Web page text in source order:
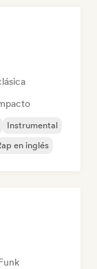
Instrumental
en inglés